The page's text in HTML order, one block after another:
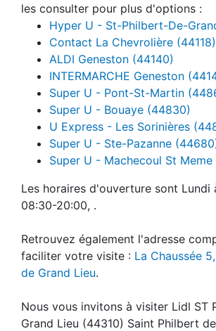
les consulter pour plus d'options :
Hyper U - St-Philbert-De-
Contact La Chevrolière (44118)
ALDI Geneston (44140)
INTERMARCHE Geneston
Super U - Pont-St-Martin
Super U - Bouaye (44830)
U Express - Les Sorinières
Super U - Ste-Pazanne
Super U - Machecoul St
Les horaires d'ouverture sont Lundi
08:30-20:00, .
Retrouvez également l'adresse
faciliter votre visite : La Chaussée
de Grand Lieu.
Nous vous invitons à visiter Lidl ST
Grand Lieu (44310) Saint Philbert